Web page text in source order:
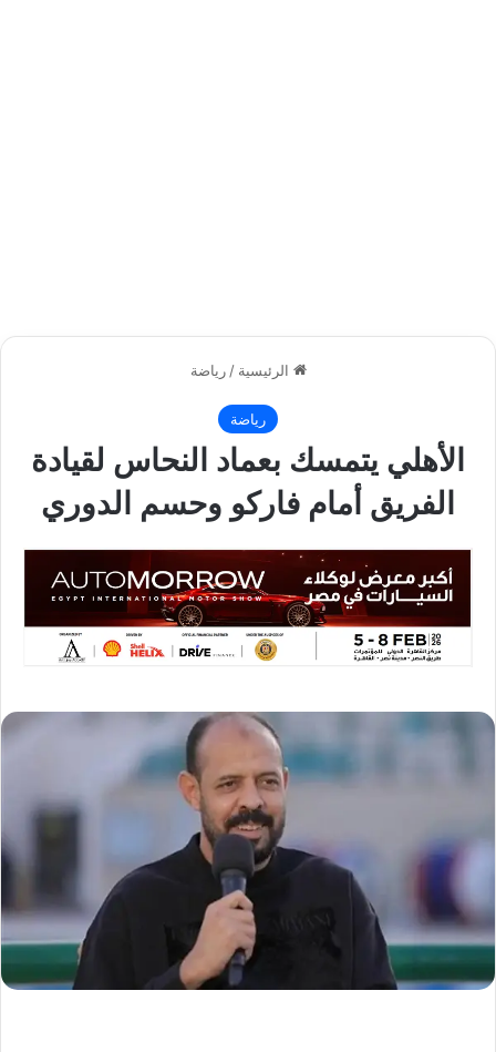
الرئيسية / رياضة
رياضة
الأهلي يتمسك بعماد النحاس لقيادة
الفريق أمام فاركو وحسم الدوري